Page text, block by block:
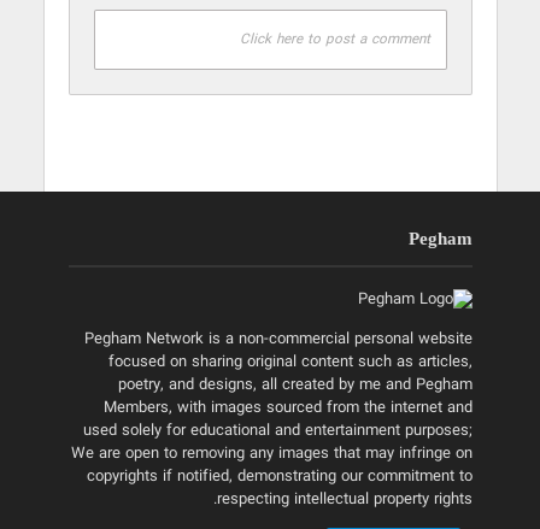
Click here to post a comment
Pegham
Pegham Network is a non-commercial personal website
focused on sharing original content such as articles,
poetry, and designs, all created by me and Pegham
Members, with images sourced from the internet and
used solely for educational and entertainment purposes;
We are open to removing any images that may infringe on
copyrights if notified, demonstrating our commitment to
respecting intellectual property rights.